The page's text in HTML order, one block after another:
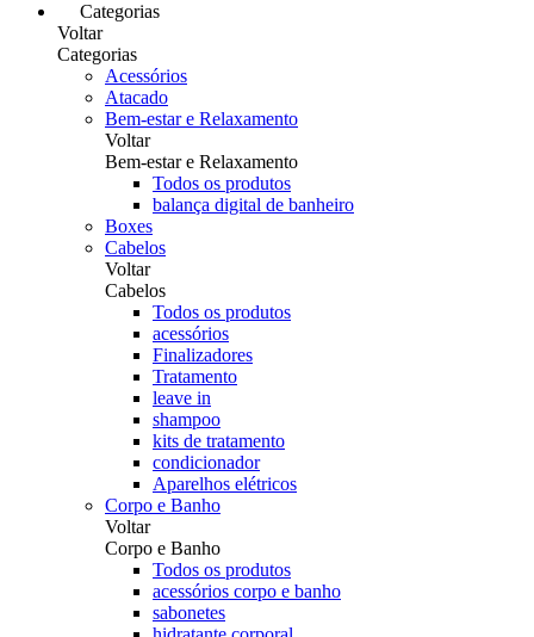
Categorias
Voltar
Categorias
Acessórios
Atacado
Bem-estar e Relaxamento
Voltar
Bem-estar e Relaxamento
Todos os produtos
balança digital de banheiro
Boxes
Cabelos
Voltar
Cabelos
Todos os produtos
acessórios
Finalizadores
Tratamento
leave in
shampoo
kits de tratamento
condicionador
Aparelhos elétricos
Corpo e Banho
Voltar
Corpo e Banho
Todos os produtos
acessórios corpo e banho
sabonetes